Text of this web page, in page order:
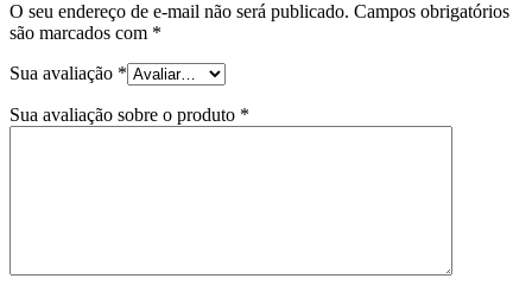
O seu endereço de e-mail não será publicado. Campos obrigatórios
são marcados com *
Sua avaliação *
Sua avaliação sobre o produto *